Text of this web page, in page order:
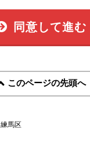
同意して進む
このページの先頭へ
練馬区